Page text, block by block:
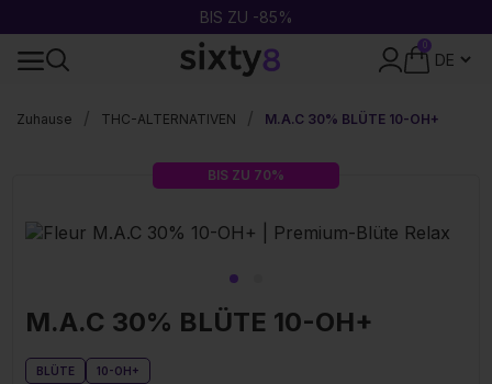
BIS ZU -85%
0
Zuhause
THC-ALTERNATIVEN M.A.C 30% BLÜTE 10-OH+
BIS ZU 70%
M.A.C 30% BLÜTE 10-OH+
BLÜTE 10-OH+